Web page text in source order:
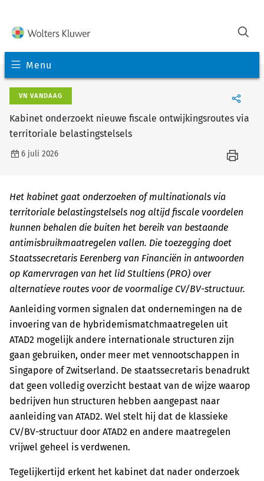
Menu
VN VANDAAG
Kabinet onderzoekt nieuwe fiscale ontwijkingsroutes via
territoriale belastingstelsels
6 juli 2026
Het kabinet gaat onderzoeken of multinationals via
territoriale belastingstelsels nog altijd fiscale voordelen
kunnen behalen die buiten het bereik van bestaande
antimisbruikmaatregelen vallen. Die toezegging doet
Staatssecretaris Eerenberg van Financiën in antwoorden
op Kamervragen van het lid Stultiens (PRO) over
alternatieve routes voor de voormalige CV/BV-structuur.
Aanleiding vormen signalen dat ondernemingen na de
invoering van de hybridemismatchmaatregelen uit
ATAD2 mogelijk andere internationale structuren zijn
gaan gebruiken, onder meer met vennootschappen in
Singapore of Zwitserland. De staatssecretaris benadrukt
dat geen volledig overzicht bestaat van de wijze waarop
bedrijven hun structuren hebben aangepast naar
aanleiding van ATAD2. Wel stelt hij dat de klassieke
CV/BV-structuur door ATAD2 en andere maatregelen
vrijwel geheel is verdwenen.
Tegelijkertijd erkent het kabinet dat nader onderzoek